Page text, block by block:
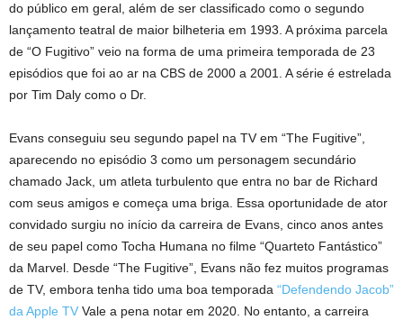
do público em geral, além de ser classificado como o segundo
lançamento teatral de maior bilheteria em 1993. A próxima parcela
de “O Fugitivo” veio na forma de uma primeira temporada de 23
episódios que foi ao ar na CBS de 2000 a 2001. A série é estrelada
por Tim Daly como o Dr.
Evans conseguiu seu segundo papel na TV em “The Fugitive”,
aparecendo no episódio 3 como um personagem secundário
chamado Jack, um atleta turbulento que entra no bar de Richard
com seus amigos e começa uma briga. Essa oportunidade de ator
convidado surgiu no início da carreira de Evans, cinco anos antes
de seu papel como Tocha Humana no filme “Quarteto Fantástico”
da Marvel. Desde “The Fugitive”, Evans não fez muitos programas
de TV, embora tenha tido uma boa temporada “Defendendo Jacob”
da Apple TV Vale a pena notar em 2020. No entanto, a carreira